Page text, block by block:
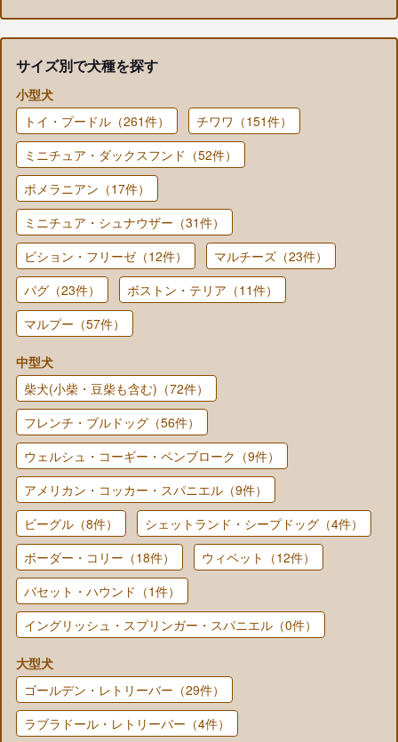
サイズ別で犬種を探す
小型犬
トイ・プードル（261件）
チワワ（151件）
ミニチュア・ダックスフンド（52件）
ポメラニアン（17件）
ミニチュア・シュナウザー（31件）
ビション・フリーゼ（12件）
マルチーズ（23件）
パグ（23件）
ボストン・テリア（11件）
マルプー（57件）
中型犬
柴犬(小柴・豆柴も含む)（72件）
フレンチ・ブルドッグ（56件）
ウェルシュ・コーギー・ペンブローク（9件）
アメリカン・コッカー・スパニエル（9件）
ビーグル（8件）
シェットランド・シープドッグ（4件）
ボーダー・コリー（18件）
ウィペット（12件）
バセット・ハウンド（1件）
イングリッシュ・スプリンガー・スパニエル（0件）
大型犬
ゴールデン・レトリーバー（29件）
ラブラドール・レトリーバー（4件）